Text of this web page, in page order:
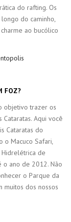
do rafting. Os
do caminho,
ao bucólico
FOZ?
objetivo trazer os
Aqui você
Cataratas do
o Macuco Safari,
de
o ano de 2012. Não
o Parque da
muitos dos nossos